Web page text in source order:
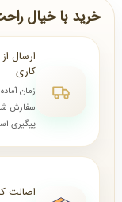
خرید با خیال
کاری
زمان
سفارش
پیگیری
اصالت